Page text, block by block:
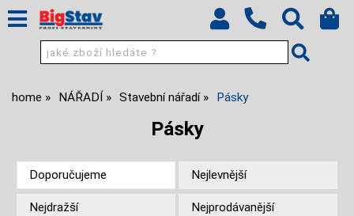
home NÁŘADÍ Stavební nářadí Pásky
Pásky
Doporučujeme Nejlevnější
Nejdražší Nejprodávanější